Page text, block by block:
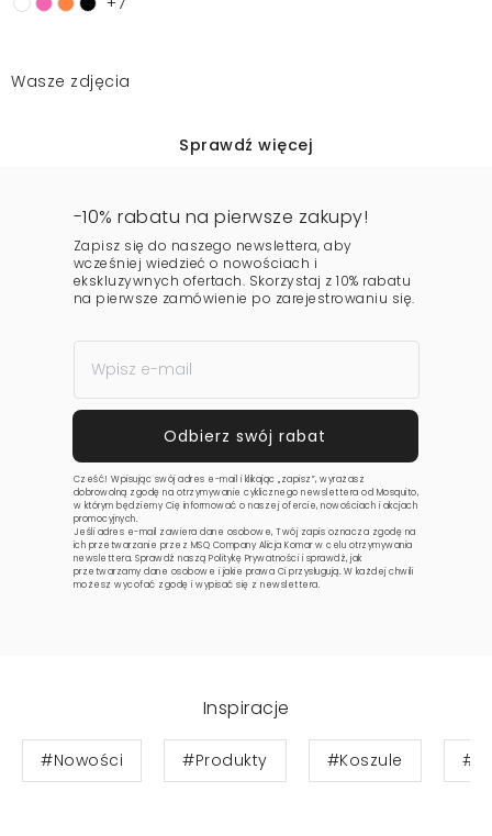
Wasze zdjęcia
Sprawdź więcej
-10% rabatu na pierwsze zakupy!
Zapisz się do naszego newslettera, aby
wcześniej wiedzieć o nowościach i
ekskluzywnych ofertach. Skorzystaj z 10% rabatu
na pierwsze zamówienie po zarejestrowaniu się.
Cześć! Wpisując swój adres e-mail i klikając „zapisz”, wyrażasz
dobrowolną zgodę na otrzymywanie cyklicznego newslettera od Mosquito,
w którym będziemy Cię informować o naszej ofercie, nowościach i akcjach
promocyjnych.
Jeśli adres e-mail zawiera dane osobowe, Twój zapis oznacza zgodę na
ich przetwarzanie przez MSQ Company Alicja Komar w celu otrzymywania
newslettera. Sprawdź naszą Politykę Prywatnościi sprawdź, jak
przetwarzamy dane osobowe i jakie prawa Ci przysługują. W każdej chwili
możesz wycofać zgodę i wypisać się z newslettera.
Inspiracje
#Nowości #Produkty #Koszule